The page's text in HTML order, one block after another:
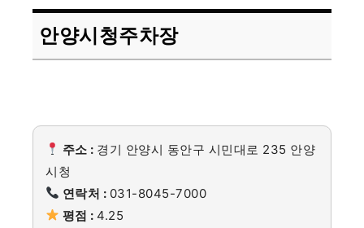
안양시청주차장
주소 : 경기 안양시 동안구 시민대로 235 안양
시청
연락처 : 031-8045-7000
평점 : 4.25